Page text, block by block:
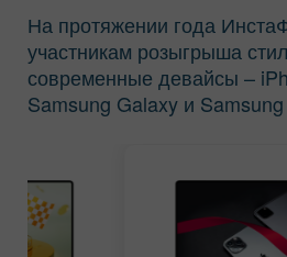
На протяжении года
участникам розыгрыша
современные девайсы –
Samsung Galaxy и